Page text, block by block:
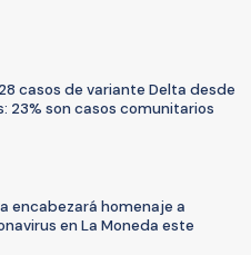
casos de variante Delta desde
23% son casos comunitarios
encabezará homenaje a
en La Moneda este